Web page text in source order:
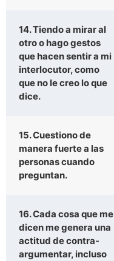
14. Tiendo a mirar al
otro o hago gestos
que hacen sentir a mi
interlocutor, como
que no le creo lo que
dice.
15. Cuestiono de
manera fuerte a las
personas cuando
preguntan.
16. Cada cosa que me
dicen me genera una
actitud de contra-
argumentar, incluso